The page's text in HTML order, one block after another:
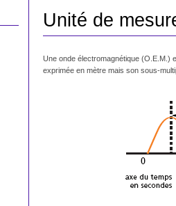
Unité de
Une onde électromagnétique (O.E.M.)
exprimée en mètre mais son sous-